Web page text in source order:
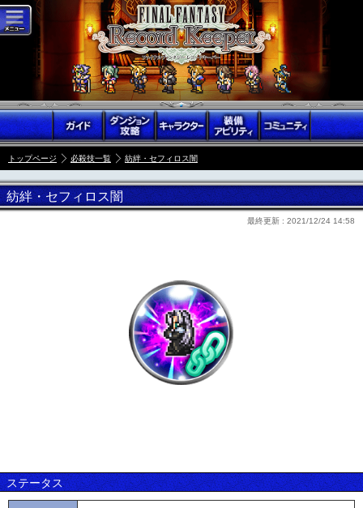
トップページ 必殺技一覧 紡絆・セフィロス闇
紡絆・セフィロス闇
最終更新 : 2021/12/24 14:58
ステータス